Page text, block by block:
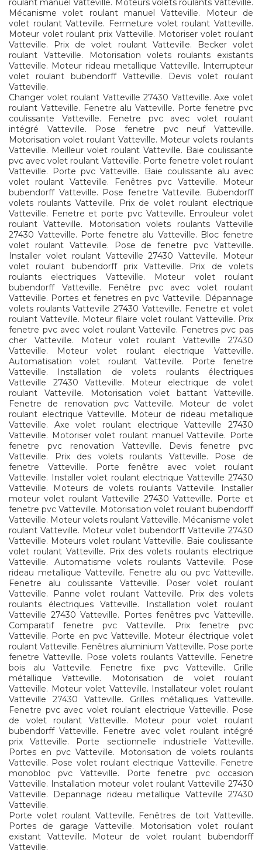
roulant manuel Vatteville. Moteurs volets roulants Vatteville.
Mécanisme volet roulant manuel Vatteville. Moteur de
volet roulant Vatteville. Fermeture volet roulant Vatteville.
Moteur volet roulant prix Vatteville. Motoriser volet roulant
Vatteville. Prix de volet roulant Vatteville. Becker volet
roulant Vatteville. Motorisation volets roulants existants
Vatteville. Moteur rideau metallique Vatteville. Interrupteur
volet roulant bubendorff Vatteville. Devis volet roulant
Vatteville.
Changer volet roulant Vatteville 27430 Vatteville. Axe volet
roulant Vatteville. Fenetre alu Vatteville. Porte fenetre pvc
coulissante Vatteville. Fenetre pvc avec volet roulant
intégré Vatteville. Pose fenetre pvc neuf Vatteville.
Motorisation volet roulant Vatteville. Moteur volets roulants
Vatteville. Meilleur volet roulant Vatteville. Baie coulissante
pvc avec volet roulant Vatteville. Porte fenetre volet roulant
Vatteville. Porte pvc Vatteville. Baie coulissante alu avec
volet roulant Vatteville. Fenêtres pvc Vatteville. Moteur
bubendorff Vatteville. Pose fenetre Vatteville. Bubendorff
volets roulants Vatteville. Prix de volet roulant electrique
Vatteville. Fenetre et porte pvc Vatteville. Enrouleur volet
roulant Vatteville. Motorisation volets roulants Vatteville
27430 Vatteville. Porte fenetre alu Vatteville. Bloc fenetre
volet roulant Vatteville. Pose de fenetre pvc Vatteville.
Installer volet roulant Vatteville 27430 Vatteville. Moteur
volet roulant bubendorff prix Vatteville. Prix de volets
roulants electriques Vatteville. Moteur volet roulant
bubendorff Vatteville. Fenêtre pvc avec volet roulant
Vatteville. Portes et fenetres en pvc Vatteville. Dépannage
volets roulants Vatteville 27430 Vatteville. Fenetre et volet
roulant Vatteville. Moteur filaire volet roulant Vatteville. Prix
fenetre pvc avec volet roulant Vatteville. Fenetres pvc pas
cher Vatteville. Moteur volet roulant Vatteville 27430
Vatteville. Moteur volet roulant electrique Vatteville.
Automatisation volet roulant Vatteville. Porte fenetre
Vatteville. Installation de volets roulants électriques
Vatteville 27430 Vatteville. Moteur electrique de volet
roulant Vatteville. Motorisation volet battant Vatteville.
Fenetre de renovation pvc Vatteville. Moteur de volet
roulant electrique Vatteville. Moteur de rideau metallique
Vatteville. Axe volet roulant electrique Vatteville 27430
Vatteville. Motoriser volet roulant manuel Vatteville. Porte
fenetre pvc renovation Vatteville. Devis fenetre pvc
Vatteville. Prix des volets roulants Vatteville. Pose de
fenetre Vatteville. Porte fenêtre avec volet roulant
Vatteville. Installer volet roulant electrique Vatteville 27430
Vatteville. Moteurs de volets roulants Vatteville. Installer
moteur volet roulant Vatteville 27430 Vatteville. Porte et
fenetre pvc Vatteville. Motorisation volet roulant bubendorff
Vatteville. Moteur volets roulant Vatteville. Mécanisme volet
roulant Vatteville. Moteur volet bubendorff Vatteville 27430
Vatteville. Moteurs volet roulant Vatteville. Baie coulissante
volet roulant Vatteville. Prix des volets roulants electrique
Vatteville. Automatisme volets roulants Vatteville. Pose
rideau metallique Vatteville. Fenetre alu ou pvc Vatteville.
Fenetre alu coulissante Vatteville. Poser volet roulant
Vatteville. Panne volet roulant Vatteville. Prix des volets
roulants électriques Vatteville. Installation volet roulant
Vatteville 27430 Vatteville. Portes fenêtres pvc Vatteville.
Comparatif fenetre pvc Vatteville. Prix fenetre pvc
Vatteville. Porte en pvc Vatteville. Moteur électrique volet
roulant Vatteville. Fenêtres aluminium Vatteville. Pose porte
fenetre Vatteville. Pose volets roulants Vatteville. Fenetre
bois alu Vatteville. Fenetre fixe pvc Vatteville. Grille
métallique Vatteville. Motorisation de volet roulant
Vatteville. Moteur volet Vatteville. Installateur volet roulant
Vatteville 27430 Vatteville. Grilles métalliques Vatteville.
Fenetre pvc avec volet roulant electrique Vatteville. Pose
de volet roulant Vatteville. Moteur pour volet roulant
bubendorff Vatteville. Fenetre avec volet roulant intégré
prix Vatteville. Porte sectionnelle industrielle Vatteville.
Portes en pvc Vatteville. Motorisation de volets roulants
Vatteville. Pose volet roulant electrique Vatteville. Fenetre
monobloc pvc Vatteville. Porte fenetre pvc occasion
Vatteville. Installation moteur volet roulant Vatteville 27430
Vatteville. Depannage rideau metallique Vatteville 27430
Vatteville.
Porte volet roulant Vatteville. Fenêtres de toit Vatteville.
Portes de garage Vatteville. Motorisation volet roulant
existant Vatteville. Moteur de volet roulant bubendorff
Vatteville.